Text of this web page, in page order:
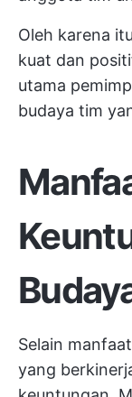
Oleh karena
kuat dan
utama
budaya tim
Selain
yang